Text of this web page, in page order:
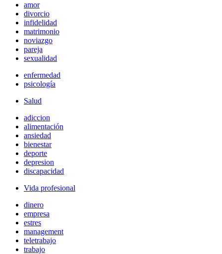
amor
divorcio
infidelidad
matrimonio
noviazgo
pareja
sexualidad
enfermedad
psicología
Salud
adiccion
alimentación
ansiedad
bienestar
deporte
depresion
discapacidad
Vida profesional
dinero
empresa
estres
management
teletrabajo
trabajo